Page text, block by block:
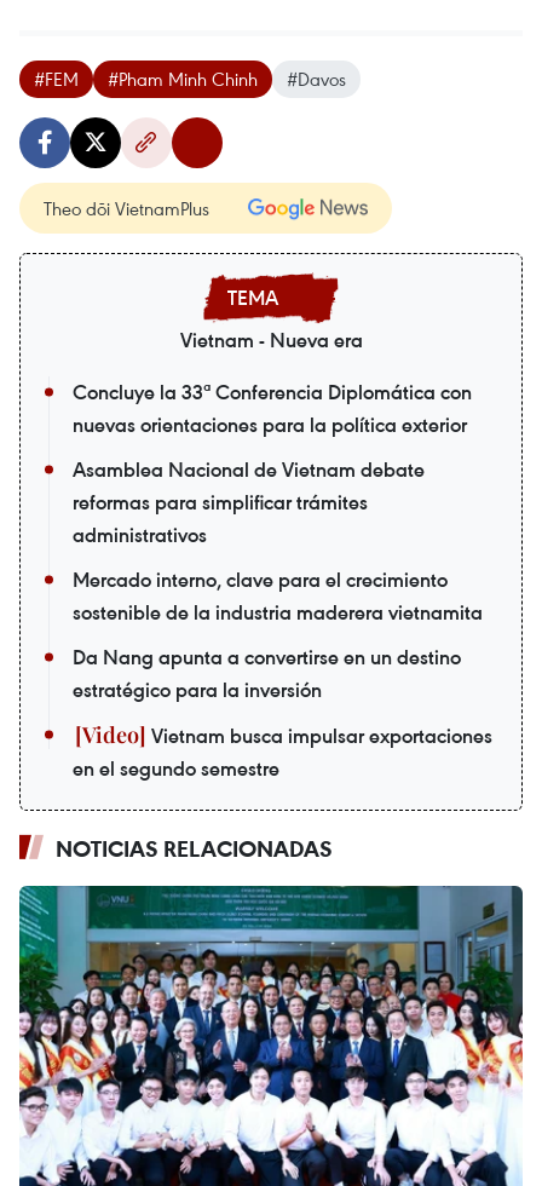
#FEM #Pham Minh Chinh #Davos
Theo dõi VietnamPlus
Vietnam - Nueva era
Concluye la 33ª Conferencia Diplomática con
nuevas orientaciones para la política exterior
Asamblea Nacional de Vietnam debate
reformas para simplificar trámites
administrativos
Mercado interno, clave para el crecimiento
sostenible de la industria maderera vietnamita
Da Nang apunta a convertirse en un destino
estratégico para la inversión
Vietnam busca impulsar exportaciones
en el segundo semestre
NOTICIAS RELACIONADAS